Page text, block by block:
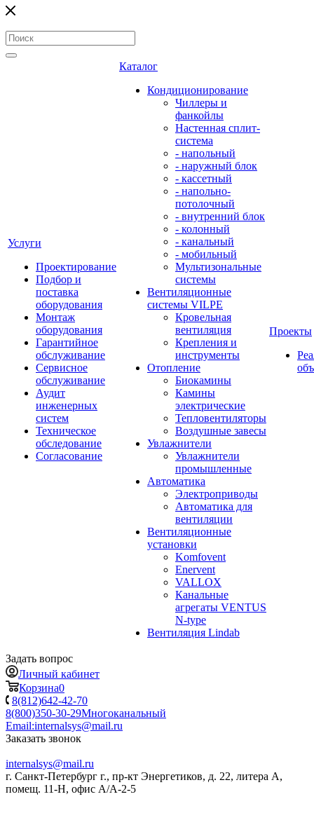
Услуги
Проектирование
Подбор и
поставка
оборудования
Монтаж
оборудования
Гарантийное
обслуживание
Сервисное
обслуживание
Аудит
инженерных
систем
Техническое
обследование
Согласование
Каталог
Кондиционирование
Чиллеры и
фанкойлы
Настенная сплит-
система
- напольный
- наружный блок
- кассетный
- напольно-
потолочный
- внутренний блок
- колонный
- канальный
- мобильный
Мультизональные
системы
Вентиляционные
системы VILPE
Кровельная
вентиляция
Крепления и
инструменты
Отопление
Биокамины
Камины
электрические
Тепловентиляторы
Воздушные завесы
Увлажнители
Увлажнители
промышленные
Автоматика
Электроприводы
Автоматика для
вентиляции
Вентиляционные
установки
Komfovent
Enervent
VALLOX
Канальные
агрегаты VENTUS
N-type
Вентиляция Lindab
Проекты
Задать вопрос
Личный кабинет
Корзина0
8(812)642-42-70
8(800)350-30-29Многоканальный
Email:internalsys@mail.ru
Заказать звонок
internalsys@mail.ru
г. Санкт-Петербург г., пр-кт Энергетиков, д. 22, литера А,
помещ. 11-Н, офис А/А-2-5